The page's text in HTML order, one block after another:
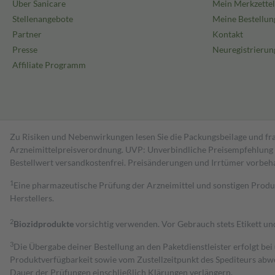
schwanger zu werden, fragen Sie vor der Einnahme dieses
Rat.
Die Einnahme von Desloratadin STADA wird in der
Fortpflanzungsfähigkeit
Über Sanicare
Stellenangebote
Partner
Presse
Affiliate Programm
Mein Merkzettel
Meine
Kontakt
Zu Risiken und Nebenwirkungen lesen Sie die Packungsbeilage
Arzneimittelpreisverordnung. UVP: Unverbindliche Preisempfehlung
Bestell­wert versand­kosten­frei. Preisänderungen und Irrtümer
1 Eine pharmazeutische Prüfung der Arzneimittel und sonstigen
Herstellers.
2Biozidproduktevorsichtig verwenden. Vor Gebrauch stets Etikett
3Die Übergabe deiner Bestellung an den Paketdienstleister erfolgt
Produktverfügbarkeit sowie vom Zustellzeitpunkt des Spediteurs
Dauer der Prüfungen einschließlich Klärungen verlängern.